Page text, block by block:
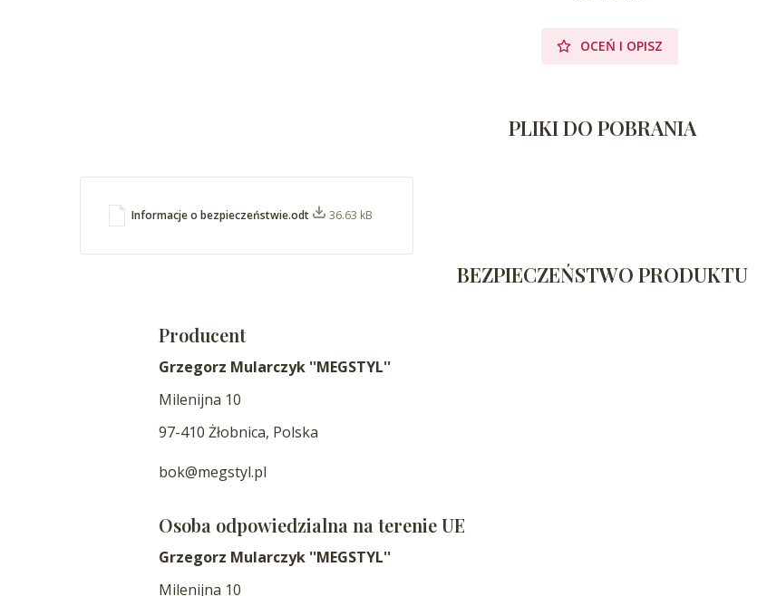
OCEŃ I OPISZ
PLIKI DO POBRANIA
Informacje o bezpieczeństwie.odt 36.63 kB
BEZPIECZEŃSTWO PRODUKTU
Producent
Grzegorz Mularczyk ''MEGSTYL''
Milenijna 10
97-410 Żłobnica, Polska
bok@megstyl.pl
Osoba odpowiedzialna na terenie UE
Grzegorz Mularczyk ''MEGSTYL''
Milenijna 10